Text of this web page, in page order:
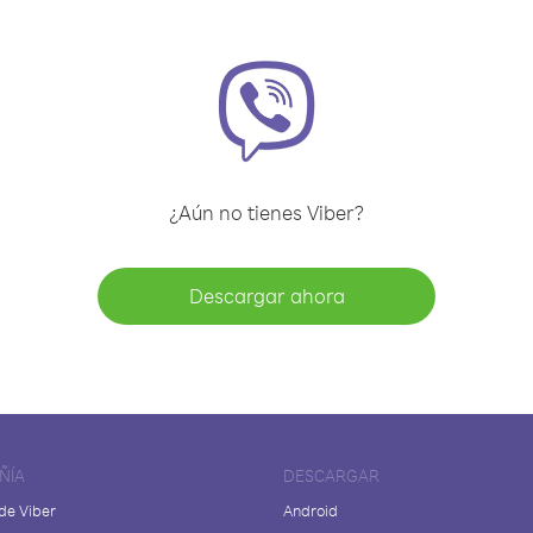
¿Aún no tienes Viber?
Descargar ahora
Viber
DESCARGAR
Android